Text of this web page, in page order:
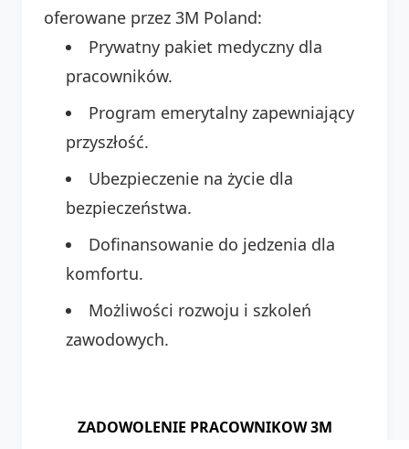
oferowane przez 3M Poland:
Prywatny pakiet medyczny dla
pracowników.
Program emerytalny zapewniający
przyszłość.
Ubezpieczenie na życie dla
bezpieczeństwa.
Dofinansowanie do jedzenia dla
komfortu.
Możliwości rozwoju i szkoleń
zawodowych.
ZADOWOLENIE PRACOWNIKOW 3M